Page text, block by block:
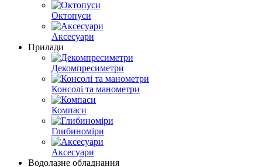
Октопуси
Аксесуари
Прилади
Декомпресиметри
Консолі та манометри
Компаси
Глибиноміри
Аксесуари
Водолазне обладнання